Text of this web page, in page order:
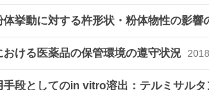
体挙動に対する杵形状・粉体物性の影響
おける医薬品の保管環境の遵守状況
手段としてのin vitro溶出：テルミサル